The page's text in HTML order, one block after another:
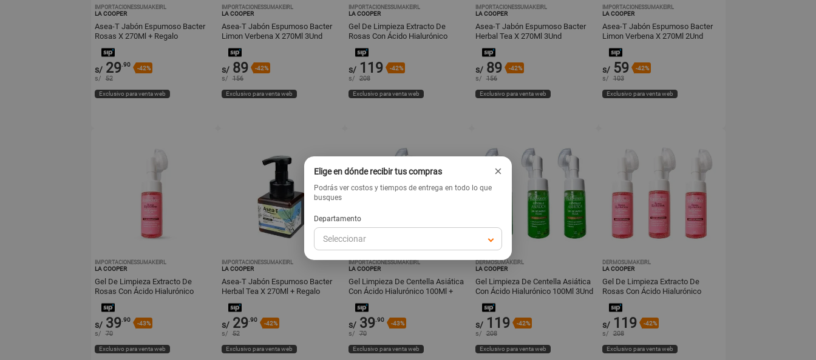
IMPORTACIONESSUMAKEIRL
LA COOPER
Asea-T Jabón Espumoso Bacter
Rosas X 270Ml + Regalo
s/ 29.90
-42%
s/ 52
Exclusivo para venta web
IMPORTACIONESSUMAKEIRL
LA COOPER
Asea-T Jabón Espumoso Bacter
Limon Verbena X 270Ml 3Und
s/ 89 -42%
s/ 156
Exclusivo para venta web
IMPORTACIONESSUMAKEIRL
LA COOPER
Gel De Limpieza Extracto De
Rosas Con Ácido Hialurónico
s/ 119 -42%
s/ 208
Exclusivo para venta web
IMPORTACIONESSUMAKEIRL
LA COOPER
Asea-T Jabón Espumoso Bacter
Herbal Tea X 270Ml 3Und
s/ 89 -42%
s/ 156
Exclusivo para venta web
IMPORTACIONESSUMAKEIRL
LA COOPER
Asea-T Jabón Espumoso Bacter
Limon Verbena X 270Ml 2Und
s/ 59 -42%
s/ 103
Exclusivo para venta web
IMPORTACIONESSUMAKEIRL
LA COOPER
Gel De Limpieza Extracto De
Rosas Con Ácido Hialurónico
s/ 39.90
-43%
s/ 70
Exclusivo para venta web
IMPORTACIONESSUMAKEIRL
LA COOPER
Asea-T Jabón Espumoso Bacter
Herbal Tea X 270Ml + Regalo
s/ 29.90
-42%
s/ 52
Exclusivo para venta web
IMPORTACIONESSUMAKEIRL
LA COOPER
Gel Limpieza De Centella Asiática
Con Ácido Hialurónico 100Ml +
s/ 39.90
-43%
s/ 70
Exclusivo para venta web
DERMOSUMAKEIRL
LA COOPER
Gel Limpieza De Centella Asiática
Con Ácido Hialurónico 100Ml 3Und
s/ 119 -42%
s/ 208
Exclusivo para venta web
DERMOSUMAKEIRL
LA COOPER
Gel De Limpieza Extracto De
Rosas Con Ácido Hialurónico
s/ 119 -42%
s/ 208
Exclusivo para venta web
Elige en dónde recibir tus compras ×
Podrás ver costos y tiempos de entrega en todo lo que
busques
Departamento
Seleccionar